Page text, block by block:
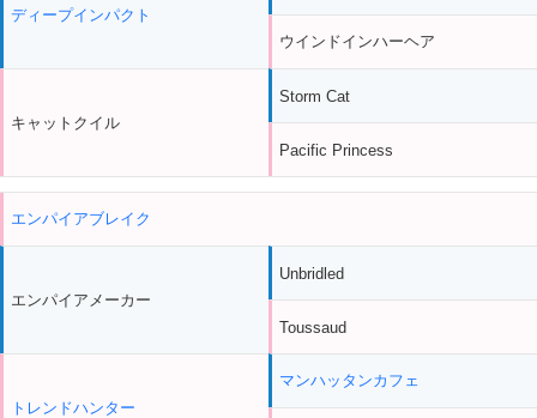
ディープインパクト
キャットクイル
ウインドインハーヘア
Storm Cat
Pacific Princess
エンパイアブレイク
エンパイアメーカー
トレンドハンター
Unbridled
Toussaud
マンハッタンカフェ